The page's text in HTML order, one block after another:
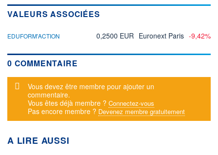
VALEURS ASSOCIÉES
EDUFORM'ACTION 0,2500 EUR Euronext Paris -9,42%
0 COMMENTAIRE
Message d'alerte
Vous devez être membre pour ajouter un
commentaire.
Vous êtes déjà membre ? Connectez-vous
Pas encore membre ? Devenez membre gratuitement
A LIRE AUSSI